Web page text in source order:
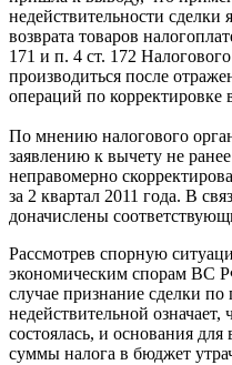
недействительности сделки
возврата товаров
171 и п. 4 ст. 172
производиться после
операций по корректировке
По мнению налогового
заявлению к вычету не
неправомерно
за 2 квартал 2011 года. В
доначислены
Рассмотрев спорную
экономическим спорам ВС
случае признание сделки
недействительной
состоялась, и основания
суммы налога в бюджет